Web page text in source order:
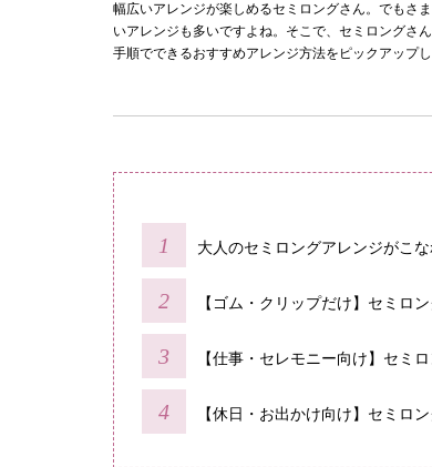
幅広いアレンジが楽しめるセミロングさん。でもさ
いアレンジも多いですよね。そこで、セミロングさ
手順でできるおすすめアレンジ方法をピックアップし
大人のセミロングアレンジがこ
【ゴム・クリップだけ】セミロ
【仕事・セレモニー向け】セミ
【休日・お出かけ向け】セミロ